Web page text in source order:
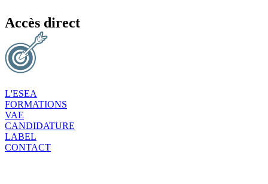
Accès direct
L'ESEA
FORMATIONS
VAE
CANDIDATURE
LABEL
CONTACT